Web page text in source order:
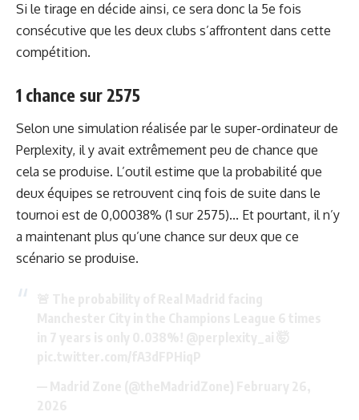
Si le tirage en décide ainsi, ce sera donc la 5e fois
consécutive que les deux clubs s’affrontent dans cette
compétition.
1 chance sur 2575
Selon une simulation réalisée par le super-ordinateur de
Perplexity, il y avait extrêmement peu de chance que
cela se produise. L’outil estime que la probabilité que
deux équipes se retrouvent cinq fois de suite dans le
tournoi est de 0,00038% (1 sur 2575)... Et pourtant, il n’y
a maintenant plus qu’une chance sur deux que ce
scénario se produise.